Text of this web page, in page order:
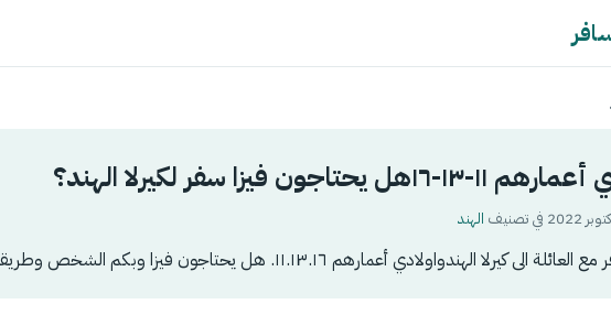
١٦هل يحتاجون فيزا سفر لكيرلا الهند؟
تصنيف الهند
الى كيرلا الهندواولادي أعمارهم ١١.١٣.١٦. هل يحتاجون فيزا وبكم الشخص وطريقة التقديم